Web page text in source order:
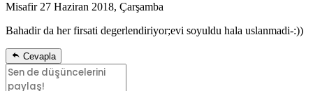
Misafir 27 Haziran 2018, Çarşamba
Bahadir da her firsati degerlendiriyor;evi soyuldu hala uslanmadi-:))
Cevapla